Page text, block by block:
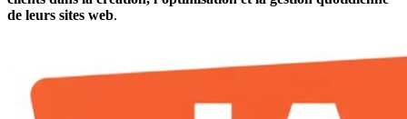
de leurs sites web.